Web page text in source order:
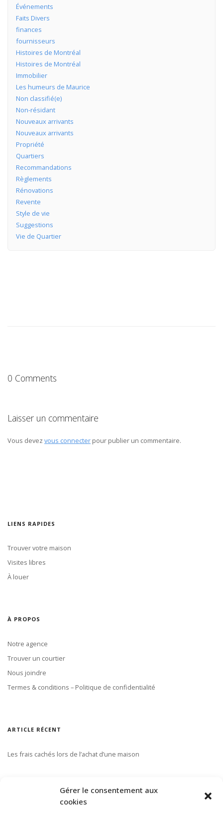
Gérer le consentement aux
cookies
Événements
Faits Divers
finances
fournisseurs
Histoires de Montréal
Histoires de Montréal
Immobilier
Les humeurs de Maurice
Non classifié(e)
Non-résidant
Nouveaux arrivants
Nouveaux arrivants
Propriété
Quartiers
Recommandations
Règlements
Rénovations
Revente
Style de vie
Suggestions
Vie de Quartier
0 Comments
Laisser un commentaire
Vous devez vous connecter pour publier un commentaire.
LIENS RAPIDES
Trouver votre maison
Visites libres
À louer
À PROPOS
Notre agence
Trouver un courtier
Nous joindre
Termes & conditions – Politique de confidentialité
ARTICLE RÉCENT
Les frais cachés lors de l’achat d’une maison